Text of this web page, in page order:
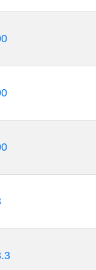
sản xuất đến
động và
cũng có thể
phần để làm
quan trọng để
công nghiệp